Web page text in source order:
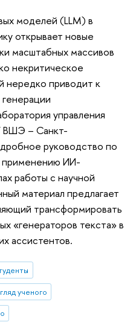
моделей (LLM) в
открывает новые
масштабных массивов
некритическое
нередко приводит к
управления
ВШЭ – Санкт-
руководство по
применению ИИ-
работы с научной
материал предлагает
трансформировать
«генераторов текста» в
ассистентов.
ученого